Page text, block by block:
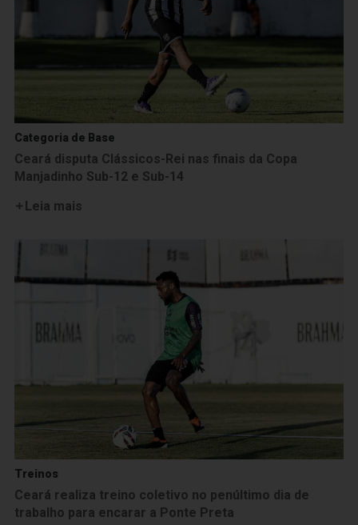
Categoria de Base
Ceará disputa Clássicos-Rei nas finais da Copa
Manjadinho Sub-12 e Sub-14
Leia mais
Treinos
Ceará realiza treino coletivo no penúltimo dia de
trabalho para encarar a Ponte Preta